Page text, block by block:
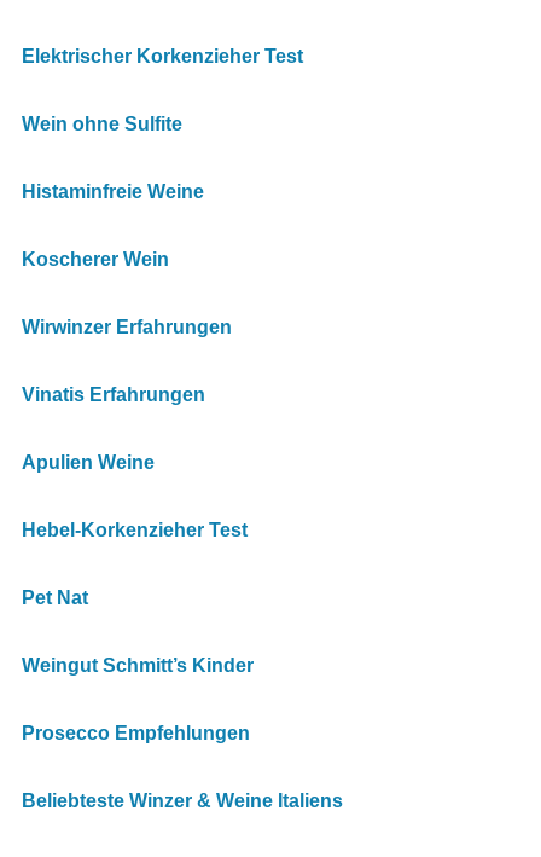
Elektrischer Korkenzieher Test
Wein ohne Sulfite
Histaminfreie Weine
Koscherer Wein
Wirwinzer Erfahrungen
Vinatis Erfahrungen
Apulien Weine
Hebel-Korkenzieher Test
Pet Nat
Weingut Schmitt’s Kinder
Prosecco Empfehlungen
Beliebteste Winzer & Weine Italiens